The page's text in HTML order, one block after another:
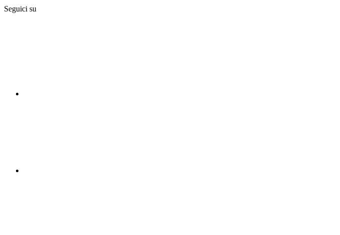
Seguici su